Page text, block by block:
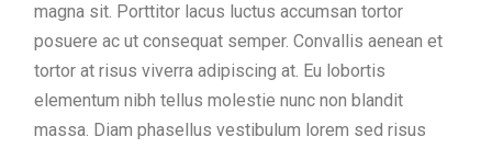
magna sit. Porttitor lacus luctus accumsan tortor
posuere ac ut consequat semper. Convallis aenean et
tortor at risus viverra adipiscing at. Eu lobortis
elementum nibh tellus molestie nunc non blandit
massa. Diam phasellus vestibulum lorem sed risus